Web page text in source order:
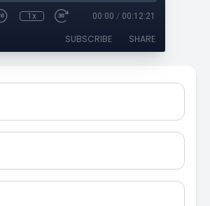
1x 00:00 / 00:12:21
SUBSCRIBE SHARE